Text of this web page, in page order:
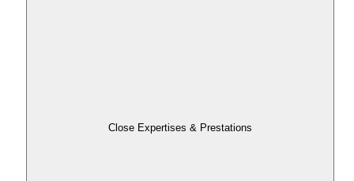
Close Expertises & Prestations